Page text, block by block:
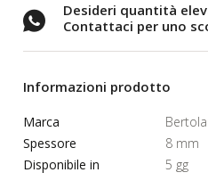
Desideri quantità
Contattaci per uno
Informazioni prodotto
Marca
Spessore
8 mm
Disponibile in
5 gg